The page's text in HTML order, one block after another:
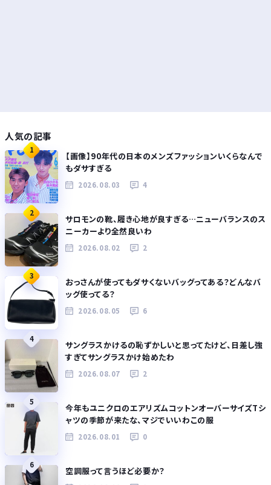
人気の記事
1
【画像】90年代の日本のメンズファッションいくらなんで
もダサすぎる
2026.08.03 4
2
サロモンの靴、履き心地が良すぎる…ニューバランスのス
ニーカーより全然良いわ
2026.08.02 2
3
おっさんが使ってもダサくないバッグってある？どんなバ
ッグ使ってる？
2026.08.05 6
4
サングラスかけるの恥ずかしいと思ってたけど、日差し強
すぎてサングラスかけ始めたわ
2026.08.07 2
5
今年もユニクロのエアリズムコットンオーバーサイズTシ
ャツの季節が来たな、マジでいいわこの服
2026.08.01 0
6
空調服って言うほど必要か？